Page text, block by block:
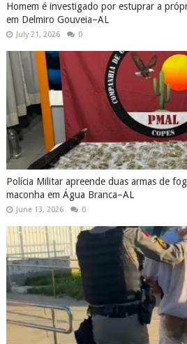
Homem é investigado por estuprar a
em Delmiro Gouveia–AL
July 21, 2026 0
Polícia Militar apreende duas armas de
maconha em Água Branca–AL
June 13, 2026 0